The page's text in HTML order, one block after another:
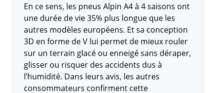
En ce sens, les pneus Alpin A4 à 4 saisons ont
une durée de vie 35% plus longue que les
autres modèles européens. Et sa conception
3D en forme de V lui permet de mieux rouler
sur un terrain glacé ou enneigé sans déraper,
glisser ou risquer des accidents dus à
l’humidité. Dans leurs avis, les autres
consommateurs confirment cette